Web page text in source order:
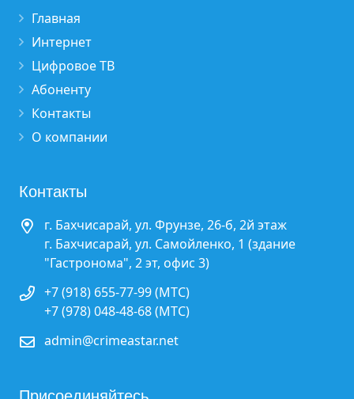
Главная
Интернет
Цифровое ТВ
Абоненту
Контакты
О компании
Контакты
г. Бахчисарай, ул. Фрунзе, 26-б, 2й этаж
г. Бахчисарай, ул. Самойленко, 1 (здание
"Гастронома", 2 эт, офис 3)
+7 (918) 655-77-99 (МТС)
+7 (978) 048-48-68 (МТС)
admin@crimeastar.net